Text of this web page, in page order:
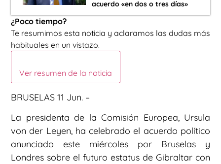
acuerdo «en dos o tres días»
¿Poco tiempo?
Te resumimos esta noticia y aclaramos las dudas más
habituales en un vistazo.
Ver resumen de la noticia
BRUSELAS 11 Jun. –
La presidenta de la Comisión Europea, Ursula
von der Leyen, ha celebrado el acuerdo político
anunciado este miércoles por Bruselas y
Londres sobre el futuro estatus de Gibraltar con